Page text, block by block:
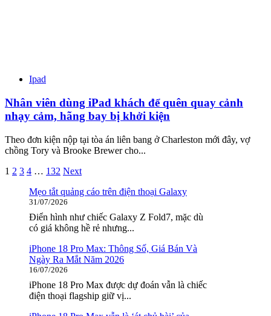
Ipad
Nhân viên dùng iPad khách để quên quay cảnh
nhạy cảm, hãng bay bị khởi kiện
Theo đơn kiện nộp tại tòa án liên bang ở Charleston mới đây, vợ
chồng Tory và Brooke Brewer cho...
Phân
trang
1 2 3 4 … 132 Next
Mẹo tắt quảng cáo trên điện thoại Galaxy
31/07/2026
Điển hình như chiếc Galaxy Z Fold7, mặc dù
có giá không hề rẻ nhưng...
iPhone 18 Pro Max: Thông Số, Giá Bán Và
Ngày Ra Mắt Năm 2026
16/07/2026
iPhone 18 Pro Max được dự đoán vẫn là chiếc
điện thoại flagship giữ vị...